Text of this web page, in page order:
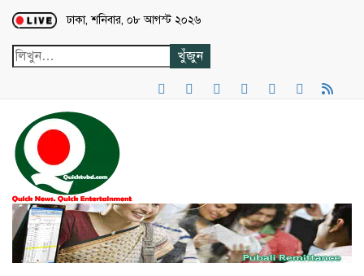
Loading...
ঢাকা, শনিবার, ০৮ আগস্ট ২০২৬